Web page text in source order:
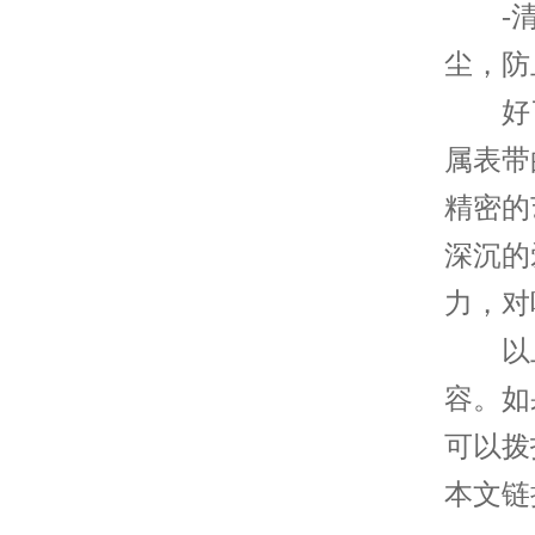
-清
尘，
好了
属表
精密
深沉
力，
以
容。
可以
本文链